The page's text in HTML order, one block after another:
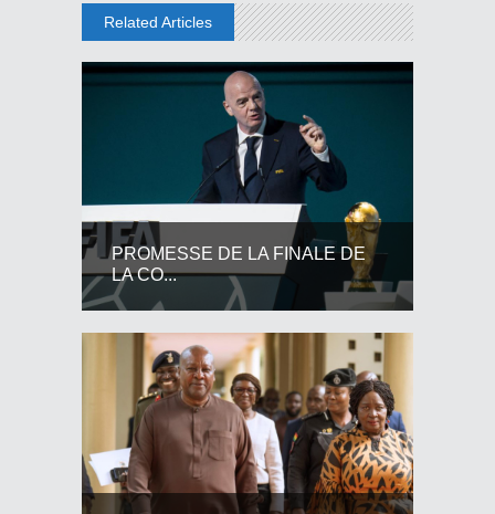
Related Articles
PROMESSE DE LA FINALE DE
LA CO...